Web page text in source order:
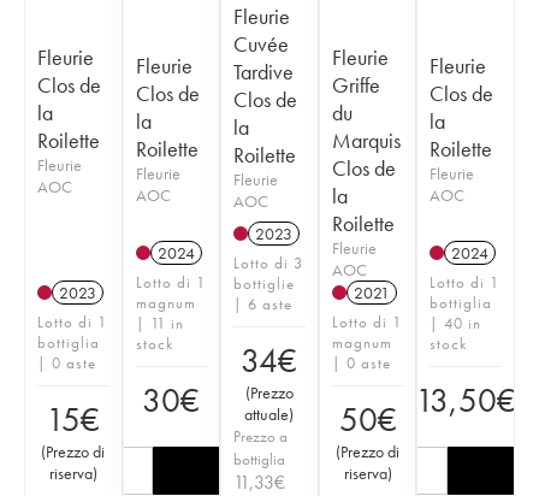
Fleurie
Clos de
la
Roilette
Fleurie
AOC
2023
Lotto di 1
bottiglia
| 0 aste
15€
(Prezzo di
riserva)
Fleurie
Clos de
la
Roilette
Fleurie
AOC
2024
Lotto di 1
magnum
| 11 in
stock
30€
Fleurie
Cuvée
Tardive
Clos de
la
Roilette
Fleurie
AOC
2023
Lotto di 3
bottiglie
| 6 aste
34€
(Prezzo
attuale)
Prezzo a
bottiglia
11,33€
Fleurie
Griffe
du
Marquis
Clos de
la
Roilette
Fleurie
AOC
2021
Lotto di 1
magnum
| 0 aste
50€
(Prezzo di
riserva)
Fleurie
Clos de
la
Roilette
Fleurie
AOC
2024
Lotto di 1
bottiglia
| 40 in
stock
13,50€